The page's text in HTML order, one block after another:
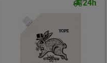
24h